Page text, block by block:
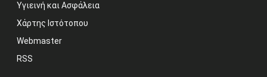
Υγιεινή και Ασφάλεια
Χάρτης Ιστότοπου
Webmaster
RSS